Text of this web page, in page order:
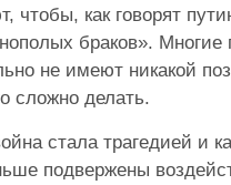
как говорят
браков». Многие
не имеют никакой
сложно делать.
стала трагедией и
подвержены